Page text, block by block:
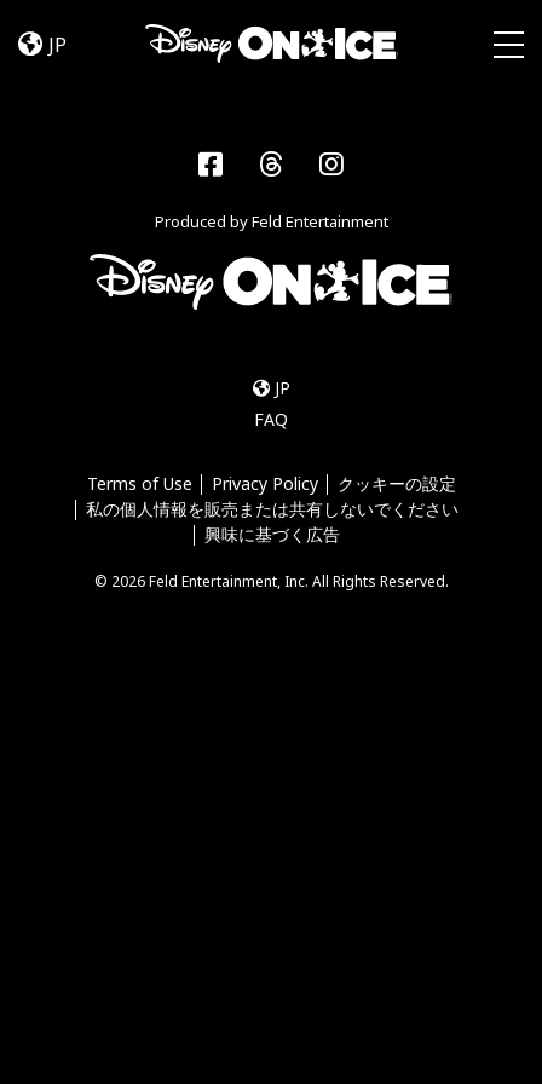
&
Encanto
JP
Facebook
ThreadsInstagram
Produced by Feld Entertainment
JP
FAQ
Terms of Use Privacy Policy
クッキーの設定
私の個人情報を販売または共有しないでください
興味に基づく広告
© 2026 Feld Entertainment, Inc. All Rights Reserved.